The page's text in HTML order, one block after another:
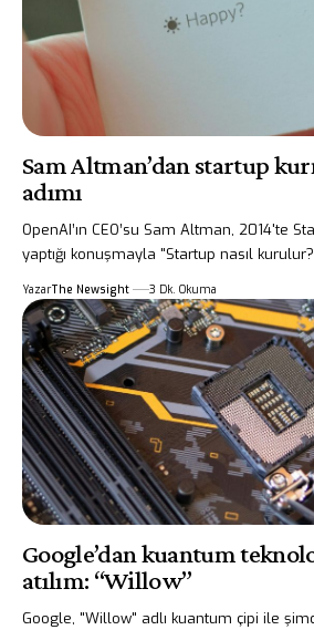
Sam Altman’dan startup
adımı
OpenAI’ın CEO’su Sam Altman, 2014'te
yaptığı konuşmayla "Startup nasıl
YazarThe Newsight 3 Dk. Okuma
Google’dan kuantum
atılım: “Willow”
Google, "Willow" adlı kuantum çipi ile